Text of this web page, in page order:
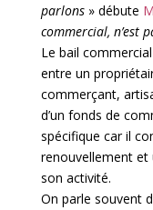
parlons» débute
commercial, n’est
Le bail
entre un
commerçant,
d’un fonds de
spécifique car il
renouvellement et
son activité.
On parle souvent